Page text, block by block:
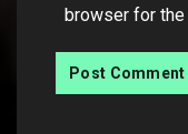
browser for